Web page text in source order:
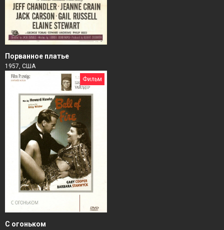
Порванное платье
1957, США
Фильм
С огоньком